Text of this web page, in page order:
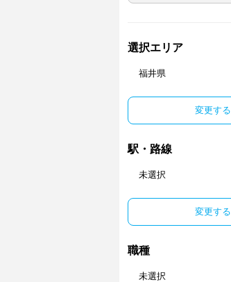
選択エリア
福井県
変更する
駅・路線
未選択
変更する
職種
未選択